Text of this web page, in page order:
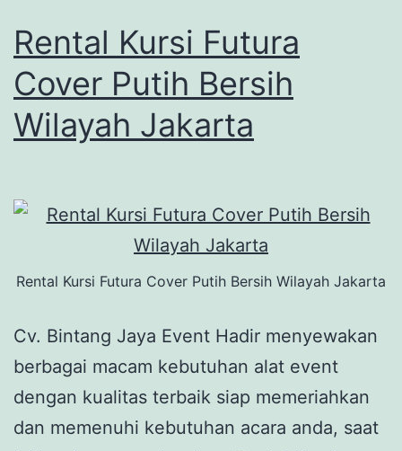
Rental Kursi Futura
Cover Putih Bersih
Wilayah Jakarta
Rental Kursi Futura Cover Putih Bersih Wilayah Jakarta
Cv. Bintang Jaya Event Hadir menyewakan
berbagai macam kebutuhan alat event
dengan kualitas terbaik siap memeriahkan
dan memenuhi kebutuhan acara anda, saat